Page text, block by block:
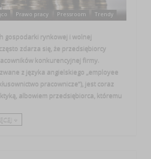
Prawo pracy Pressroom Trendy
gospodarki rynkowej i wolnej
zdarza się, że przedsiębiorcy
konkurencyjnej firmy.
z języka angielskiego „employee
pracownicze”), jest coraz
albowiem przedsiębiorca, któremu
+